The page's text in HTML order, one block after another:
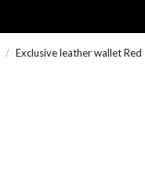
/ Exclusive leather wallet Red